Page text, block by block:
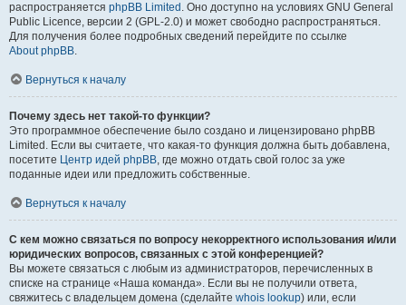
распространяется phpBB Limited . Оно доступно на условиях GNU General
Public Licence, версии 2 (GPL-2.0) и может свободно распространяться.
Для получения более подробных сведений перейдите по ссылке
About phpBB.
Вернуться к началу
Почему здесь нет такой-то функции?
Это программное обеспечение было создано и лицензировано phpBB
Limited. Если вы считаете, что какая-то функция должна быть добавлена,
посетите Центр идей phpBB, где можно отдать свой голос за уже
поданные идеи или предложить собственные.
Вернуться к началу
С кем можно связаться по вопросу некорректного использования и/или
юридических вопросов, связанных с этой конференцией?
Вы можете связаться с любым из администраторов, перечисленных в
списке на странице «Наша команда». Если вы не получили ответа,
свяжитесь с владельцем домена (сделайте whois lookup) или, если